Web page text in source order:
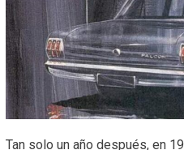
Tan solo un año después, en